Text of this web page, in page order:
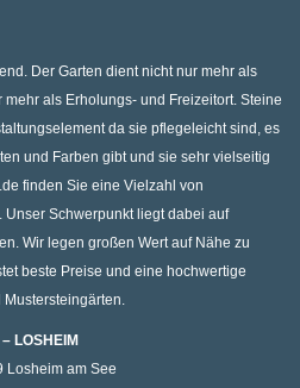
Der Garten dient nicht nur mehr als
als Erholungs- und Freizeitort. Steine
da sie pflegeleicht sind, es
und Farben gibt und sie sehr vielseitig
finden Sie eine Vielzahl von
Unser Schwerpunkt liegt dabei auf
Wir legen großen Wert auf Nähe zu
beste Preise und eine hochwertige
Mustersteingärten.
LOSHEIM
Losheim am See